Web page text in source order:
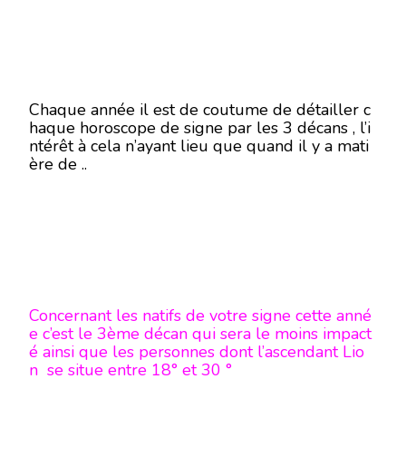
Chaque année il est de coutume de détailler c
haque horoscope de signe par les 3 décans , l’i
ntérêt à cela n’ayant lieu que quand il y a mati
ère de ..
Concernant les natifs de votre signe cette anné
e c’est le 3ème décan qui sera le moins impact
é ainsi que les personnes dont l’ascendant Lio
n se situe entre 18° et 30 °